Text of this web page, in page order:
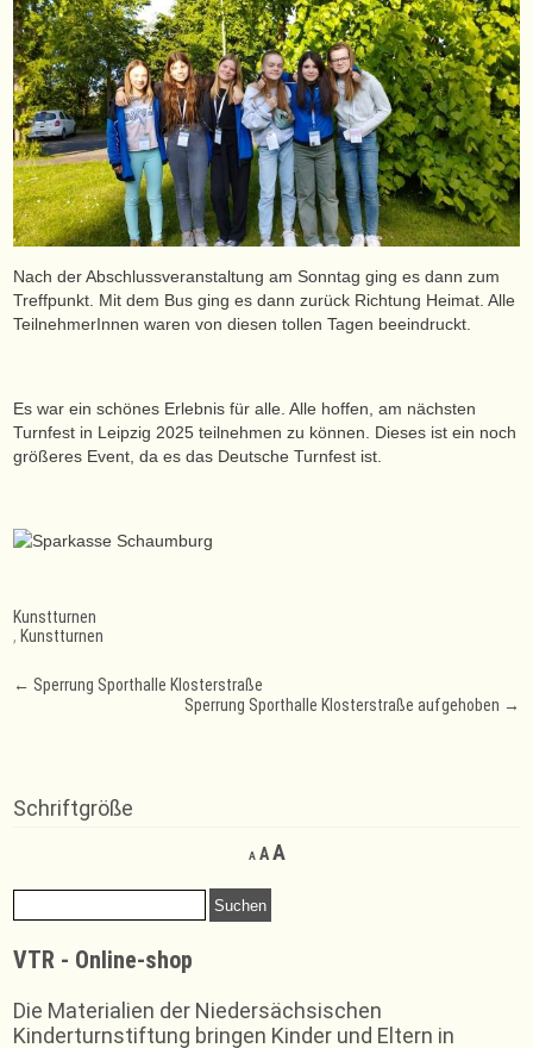
Nach der Abschlussveranstaltung am Sonntag ging es dann zum
Treffpunkt. Mit dem Bus ging es dann zurück Richtung Heimat. Alle
TeilnehmerInnen waren von diesen tollen Tagen beeindruckt.
Es war ein schönes Erlebnis für alle. Alle hoffen, am nächsten
Turnfest in Leipzig 2025 teilnehmen zu können. Dieses ist ein noch
größeres Event, da es das Deutsche Turnfest ist.
Kunstturnen
, Kunstturnen
Post
← Sperrung Sporthalle Klosterstraße
Sperrung Sporthalle Klosterstraße aufgehoben →
Schriftgröße
A
Decrease
font
AReset
size.
AIncrease
Suchen
nach:
VTR - Online-shop
Die Materialien der Niedersächsischen
Kinderturnstiftung bringen Kinder und Eltern in